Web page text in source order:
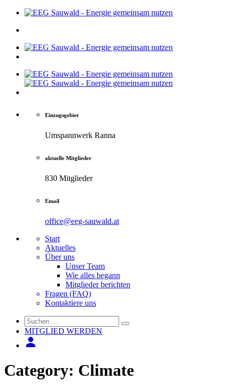
Einzugsgebiet
Umspannwerk Ranna
aktuelle Mitglieder
830 Mitglieder
Email
office@eeg-sauwald.at
Start
Aktuelles
Über uns
Unser Team
Wie alles begann
Mitglieder berichten
Fragen (FAQ)
Kontaktiere uns
MITGLIED WERDEN
Category: Climate